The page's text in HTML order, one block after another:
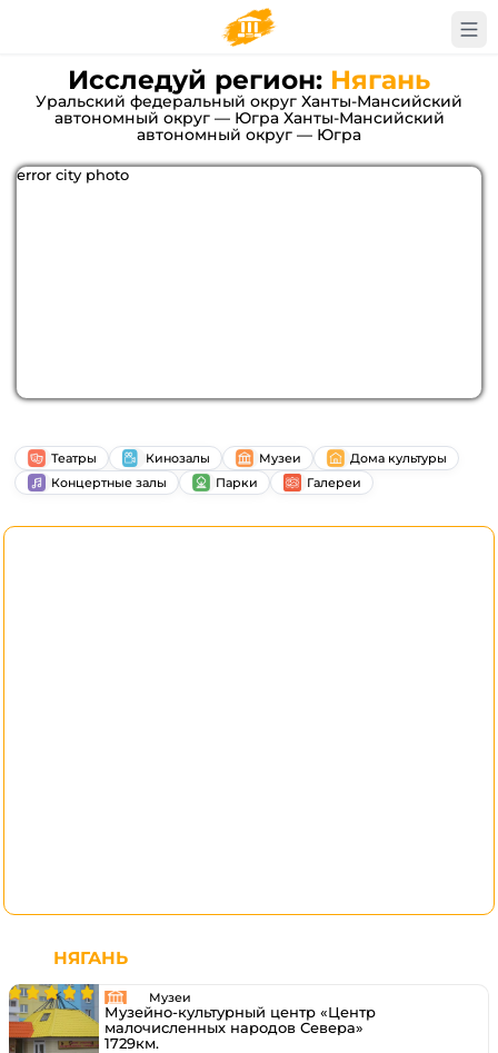
Исследуй регион: Нягань
Уральский федеральный округ Ханты-Мансийский
автономный округ — Югра Ханты-Мансийский
автономный округ — Югра
error city photo
Театры Кинозалы Музеи
Дома культуры
Концертные залы
Парки Галереи
НЯГАНЬ
Музеи
Музейно-культурный центр «Центр
малочисленных народов Севера»
1729км.